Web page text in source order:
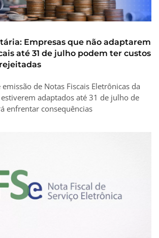
Empresas que não adaptarem
até 31 de julho podem ter custos
de Notas Fiscais Eletrônicas da
adaptados até 31 de julho de
enfrentar consequências